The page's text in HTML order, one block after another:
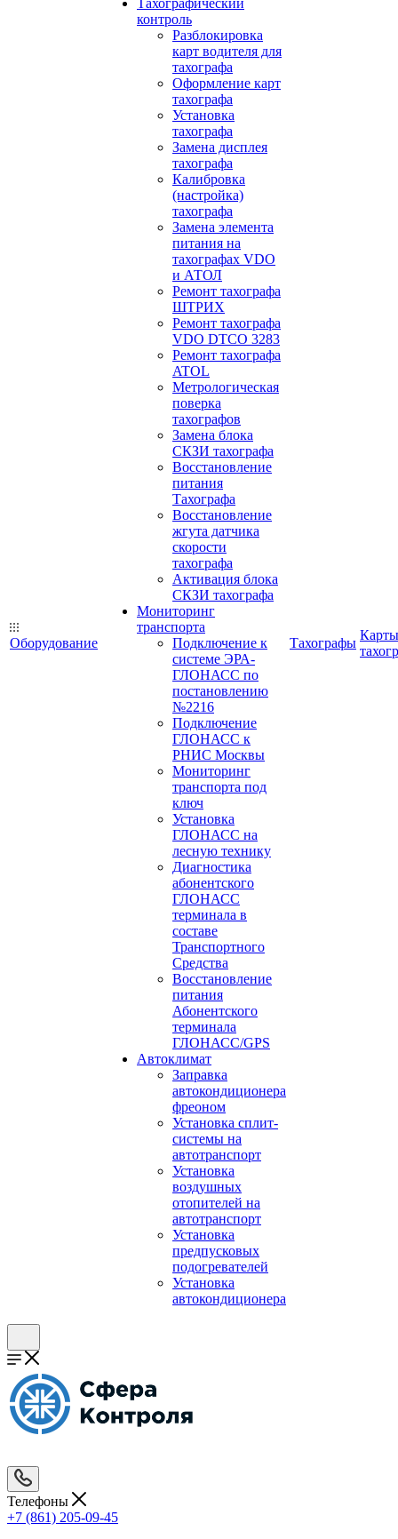
Оборудование
Тахографический
контроль
Разблокировка
карт водителя для
тахографа
Оформление карт
тахографа
Установка
тахографа
Замена дисплея
тахографа
Калибровка
(настройка)
тахографа
Замена элемента
питания на
тахографах VDO
и АТОЛ
Ремонт тахографа
ШТРИХ
Ремонт тахографа
VDO DTCO 3283
Ремонт тахографа
ATOL
Метрологическая
поверка
тахографов
Замена блока
СКЗИ тахографа
Восстановление
питания
Тахографа
Восстановление
жгута датчика
скорости
тахографа
Активация блока
СКЗИ тахографа
Мониторинг
транспорта
Подключение к
системе ЭРА-
ГЛОНАСС по
постановлению
№2216
Подключение
ГЛОНАСС к
РНИС Москвы
Мониторинг
транспорта под
ключ
Установка
ГЛОНАСС на
лесную технику
Диагностика
абонентского
ГЛОНАСС
терминала в
составе
Транспортного
Средства
Восстановление
питания
Абонентского
терминала
ГЛОНАСС/GPS
Автоклимат
Заправка
автокондиционера
фреоном
Установка сплит-
системы на
автотранспорт
Установка
воздушных
отопителей на
автотранспорт
Установка
предпусковых
подогревателей
Установка
автокондиционера
Тахографы
Карты
Телефоны
+7 (861) 205-09-45